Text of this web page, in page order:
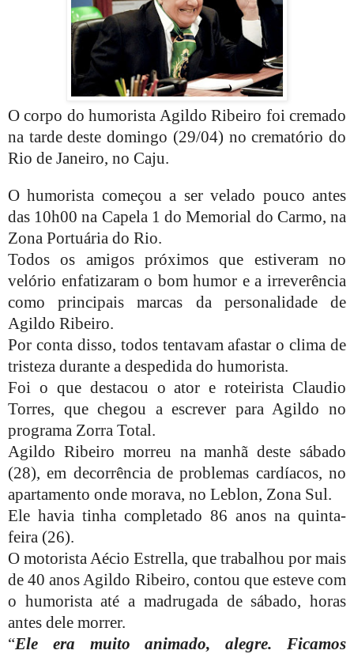
O corpo do humorista Agildo Ribeiro foi cremado
na tarde deste domingo (29/04) no crematório do
Rio de Janeiro, no Caju.
O humorista começou a ser velado pouco antes
das 10h00 na Capela 1 do Memorial do Carmo, na
Zona Portuária do Rio.
Todos os amigos próximos que estiveram no
velório enfatizaram o bom humor e a irreverência
como principais marcas da personalidade de
Agildo Ribeiro.
Por conta disso, todos tentavam afastar o clima de
tristeza durante a despedida do humorista.
Foi o que destacou o ator e roteirista Claudio
Torres, que chegou a escrever para Agildo no
programa Zorra Total.
Agildo Ribeiro morreu na manhã deste sábado
(28), em decorrência de problemas cardíacos, no
apartamento onde morava, no Leblon, Zona Sul.
Ele havia tinha completado 86 anos na quinta-
feira (26).
O motorista Aécio Estrella, que trabalhou por mais
de 40 anos Agildo Ribeiro, contou que esteve com
o humorista até a madrugada de sábado, horas
antes dele morrer.
“Ele era muito animado, alegre. Ficamos